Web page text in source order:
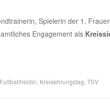
Spielerin der 1.
Engagement als
Fußballheldin Kreisehrungstag TSV